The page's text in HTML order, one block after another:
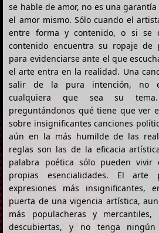
se hable de amor, no es una
el amor mismo. Sólo cuando el
entre forma y contenido, o si se
contenido encuentra su ropaje de
para evidenciarse ante el que
el arte entra en la realidad. Una
salir de la pura intención, no
cualquiera que sea su
preguntándonos qué tiene que ver
sobre insignificantes canciones
aún en la más humilde de las
reglas son las de la eficacia
palabra poética sólo pueden vivir
propias esencialidades. El
expresiones más
puerta de una vigencia artística,
más populacheras y
descubiertas, y no tenga